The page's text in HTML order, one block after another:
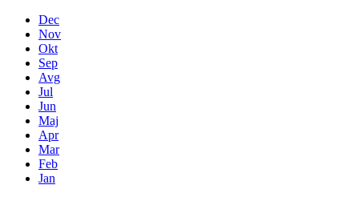
Dec
Nov
Okt
Sep
Avg
Jul
Jun
Maj
Apr
Mar
Feb
Jan